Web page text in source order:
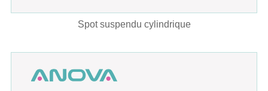
Spot suspendu cylindrique